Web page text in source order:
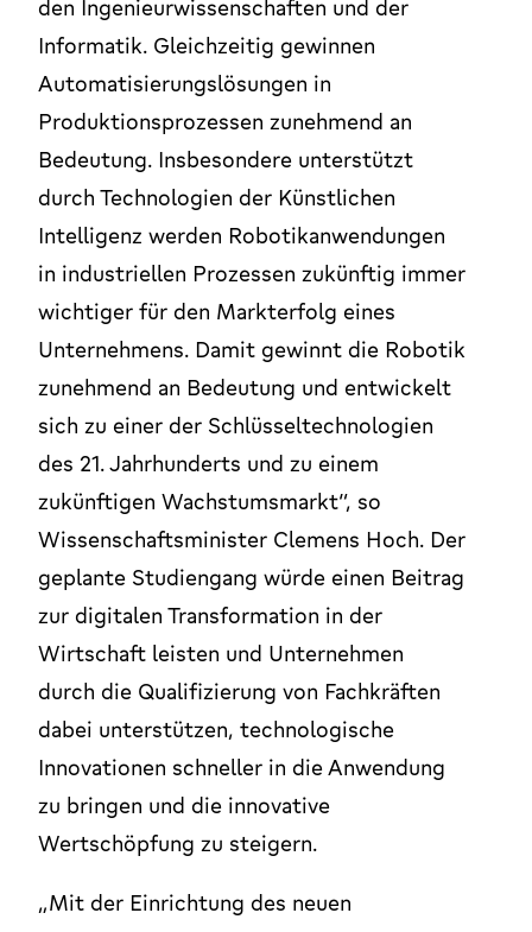
den Ingenieurwissenschaften und der
Informatik. Gleichzeitig gewinnen
Automatisierungslösungen in
Produktionsprozessen zunehmend an
Bedeutung. Insbesondere unterstützt
durch Technologien der Künstlichen
Intelligenz werden Robotikanwendungen
in industriellen Prozessen zukünftig immer
wichtiger für den Markterfolg eines
Unternehmens. Damit gewinnt die Robotik
zunehmend an Bedeutung und entwickelt
sich zu einer der Schlüsseltechnologien
des 21. Jahrhunderts und zu einem
zukünftigen Wachstumsmarkt“, so
Wissenschaftsminister Clemens Hoch. Der
geplante Studiengang würde einen Beitrag
zur digitalen Transformation in der
Wirtschaft leisten und Unternehmen
durch die Qualifizierung von Fachkräften
dabei unterstützen, technologische
Innovationen schneller in die Anwendung
zu bringen und die innovative
Wertschöpfung zu steigern.
„Mit der Einrichtung des neuen